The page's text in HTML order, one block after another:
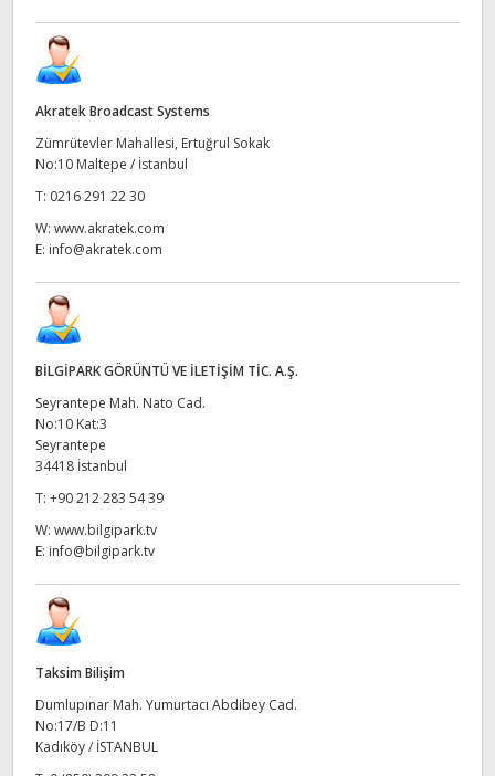
Akratek Broadcast Systems
Zümrütevler Mahallesi, Ertuğrul Sokak
No:10 Maltepe / İstanbul
T: 0216 291 22 30
W: www.akratek.com
E: info@akratek.com
BİLGİPARK GÖRÜNTÜ VE İLETİŞİM TİC. A.Ş.
Seyrantepe Mah. Nato Cad.
No:10 Kat:3
Seyrantepe
34418 İstanbul
T: +90 212 283 54 39
W: www.bilgipark.tv
E: info@bilgipark.tv
Taksim Bilişim
Dumlupınar Mah. Yumurtacı Abdibey Cad.
No:17/B D:11
Kadıköy / İSTANBUL